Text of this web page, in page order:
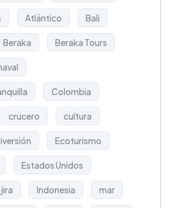
Atlántico Bali
Beraka Beraka Tours
Colombia
crucero cultura
Ecoturismo
Estados Unidos
Indonesia mar